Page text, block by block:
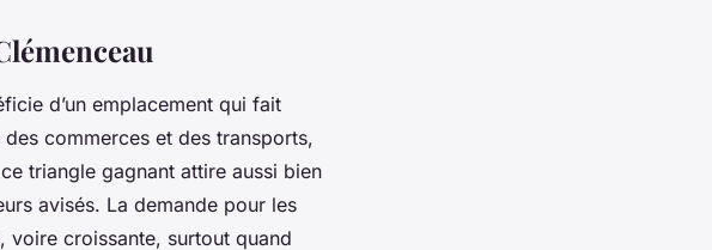
d’un emplacement qui fait
commerces et des transports,
triangle gagnant attire aussi bien
avisés. La demande pour les
voire croissante, surtout quand